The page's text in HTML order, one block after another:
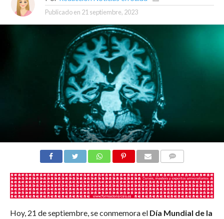
Publicado en 21 septiembre, 2023
Hoy, 21 de septiembre, se conmemora el Día Mundial de la